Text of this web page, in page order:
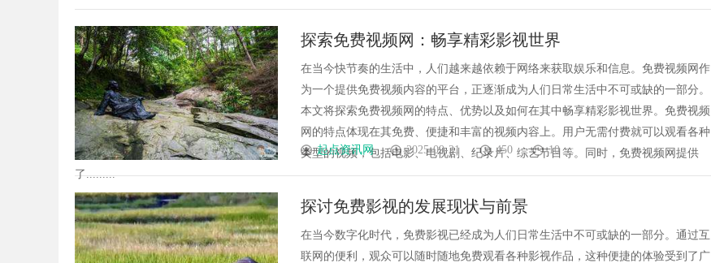
探索免费视频网：畅享精彩影视世界
在当今快节奏的生活中，人们越来越依赖于网络来获取娱乐和信息。免费视频网作
为一个提供免费视频内容的平台，正逐渐成为人们日常生活中不可或缺的一部分。
本文将探索免费视频网的特点、优势以及如何在其中畅享精彩影视世界。免费视频
网的特点体现在其免费、便捷和丰富的视频内容上。用户无需付费就可以观看各种
类型的视频，包括电影、电视剧、纪录片、综艺节目等。同时，免费视频网提供
了.........
起点资讯网 2025-09-21 450 10
探讨免费影视的发展现状与前景
在当今数字化时代，免费影视已经成为人们日常生活中不可或缺的一部分。通过互
联网的便利，观众可以随时随地免费观看各种影视作品，这种便捷的体验受到了广